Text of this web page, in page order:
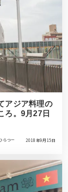
アジア料理の
ろ。9月27日
らつー 2018年9月15日